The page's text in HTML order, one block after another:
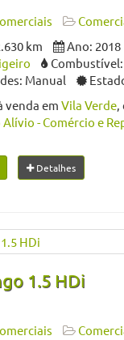
km
Ano: 2018
Manual
venda em Vila Verde,
- Comércio e
Detalhes
1.5 HDi